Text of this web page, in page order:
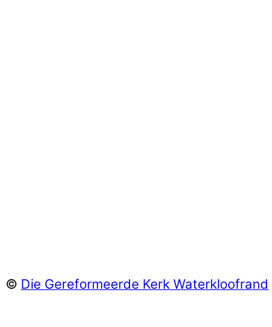
© Die Gereformeerde Kerk Waterkloofrand